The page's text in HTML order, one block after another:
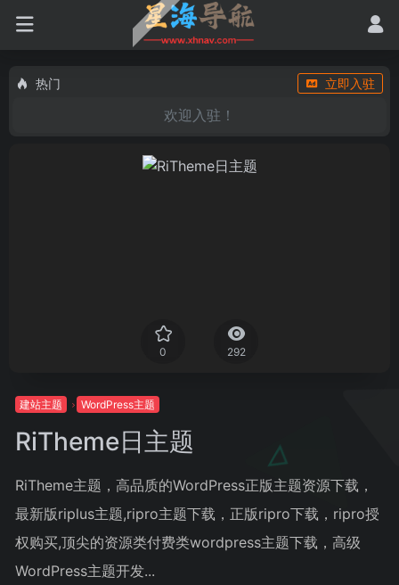
热门 立即入驻
欢迎入驻！
0 292
建站主题 WordPress主题
RiTheme日主题
RiTheme主题，高品质的WordPress正版主题资源下载，
最新版riplus主题,ripro主题下载，正版ripro下载，ripro授
权购买,顶尖的资源类付费类wordpress主题下载，高级
WordPress主题开发...